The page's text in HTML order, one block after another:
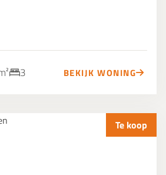
3 BEKIJK WONING
Te koop